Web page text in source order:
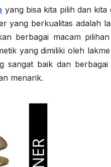
yang bisa kita pilih dan
yang berkualitas adalah
berbagai macam
yang dimiliki oleh
sangat baik dan
menarik.